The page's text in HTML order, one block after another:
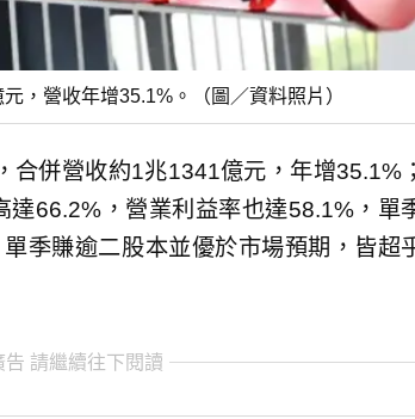
，營收年增35.1%。（圖／資料照片）
合併營收約1兆1341億元，年增35.1%
66.2%，營業利益率也達58.1%，單
季賺逾二股本並優於市場預期，皆超
告 請繼續往下閱讀